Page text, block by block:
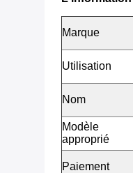
Marque
Utilisation
Nom
Modèle
approprié
Paiement